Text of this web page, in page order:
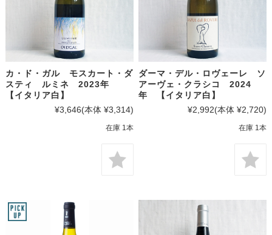
カ・ド・ガル モスカート・ダ
スティ ルミネ 2023年
【イタリア白】
¥3,646(本体 ¥3,314)
在庫 1本
ダーマ・デル・ロヴェーレ ソ
アーヴェ・クラシコ 2024
年 【イタリア白】
¥2,992(本体 ¥2,720)
在庫 1本